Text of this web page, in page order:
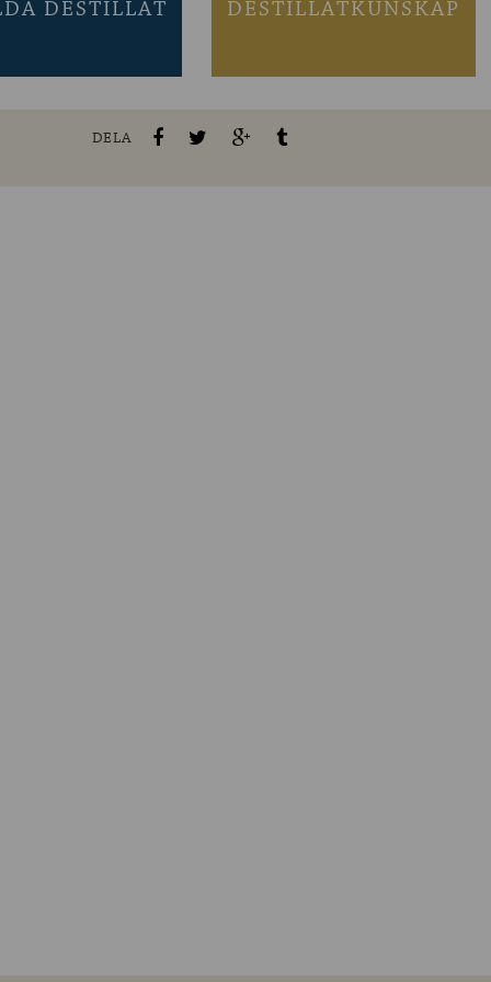
DESTILLAT DESTILLATKUNSKAP
DELA